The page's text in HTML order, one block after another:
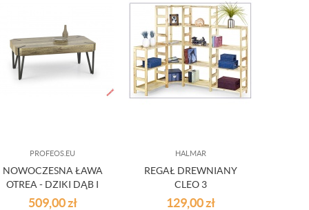
PROFEOS.EU
NOWOCZESNA ŁAWA
OTREA - DZIKI DĄB I
CZARNY
509,00zł
HALMAR
REGAŁ DREWNIANY
CLEO 3
129,00zł